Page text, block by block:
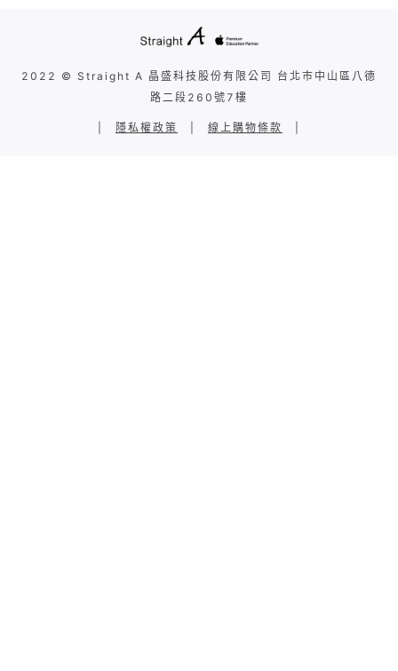
2022 © Straight A 晶盛科技股份有限公司 台北市中山區八德
路二段260號7樓
隱私權政策 線上購物條款